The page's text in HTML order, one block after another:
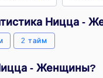
Ницца -
2 тайм
- Женщины?